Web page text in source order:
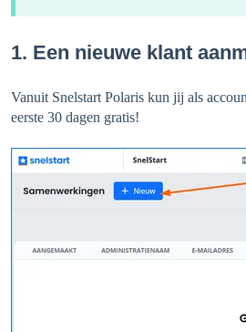
1. Een nieuwe klant
Vanuit Snelstart Polaris kun jij als
eerste 30 dagen gratis!